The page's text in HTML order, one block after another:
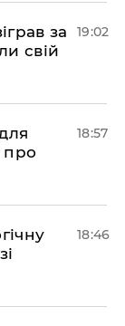
за
свій
19:02
про
18:57
18:46